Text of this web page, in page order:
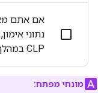
אם אתם
CLP במהלך האימון.
מונחי מפתח: